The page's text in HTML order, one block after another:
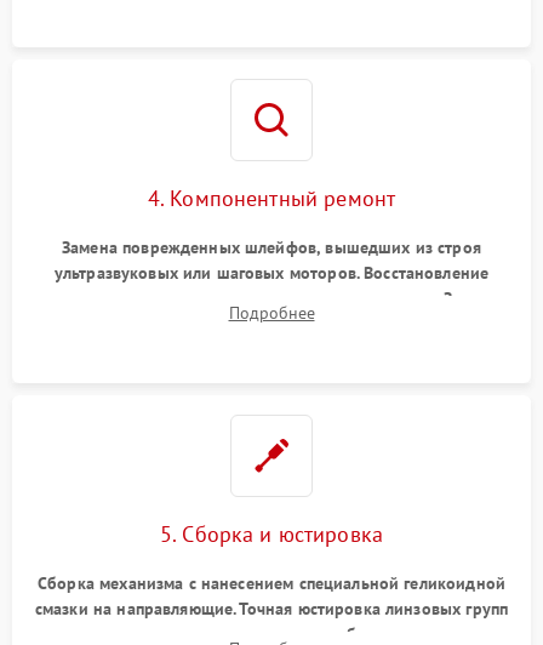
4. Компонентный ремонт
Замена поврежденных шлейфов, вышедших из строя
ультразвуковых или шаговых моторов. Восстановление
геометрии направляющих при заклинивании зума. Замена
неисправного блока диафрагмы, датчиков положения или
Подробнее
5. Сборка и юстировка
Сборка механизма с нанесением специальной геликоидной
смазки на направляющие. Точная юстировка линзовых групп
программным или механическим способом для устранения